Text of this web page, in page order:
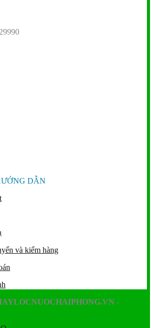
DẪN
và kiểm hàng
-